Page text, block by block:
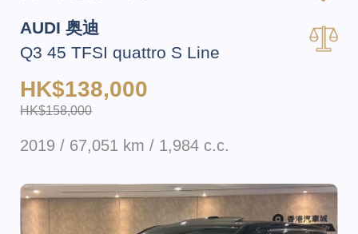
AUDI 奥迪
Q3 45 TFSI quattro S Line
HK$138,000
HK$158,000
2019 / 67,051 km / 1,984 c.c.